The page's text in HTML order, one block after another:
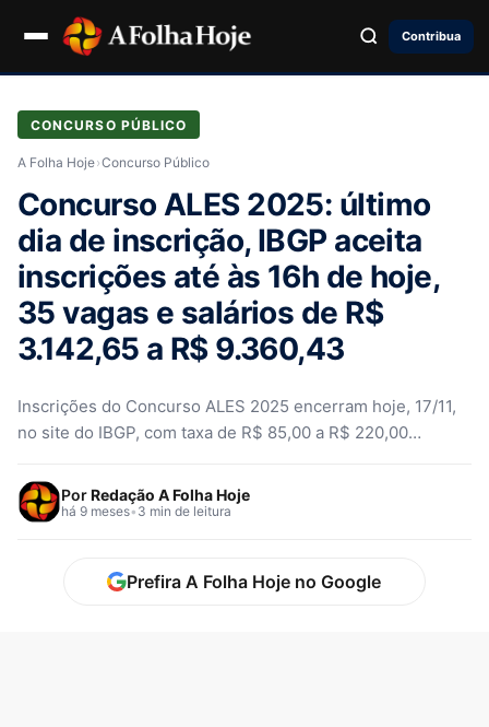
Contribua
CONCURSO PÚBLICO
A Folha Hoje›Concurso Público
Concurso ALES 2025: último
dia de inscrição, IBGP aceita
inscrições até às 16h de hoje,
35 vagas e salários de R$
3.142,65 a R$ 9.360,43
Inscrições do Concurso ALES 2025 encerram hoje, 17/11,
no site do IBGP, com taxa de R$ 85,00 a R$ 220,00…
PorRedação A Folha Hoje
há 9 meses• 3 min de leitura
Prefira A Folha Hoje no Google